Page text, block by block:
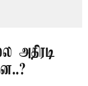
அதிரடி